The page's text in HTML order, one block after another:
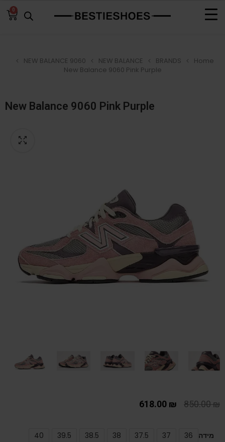
0
Home
BRANDS
NEW BALANCE
NEW BALANCE 9060
New Balance 9060 Pink Purple
New Balance 9060 Pink Purple
850.00₪
618.00 ₪
מידה 36
37
37.5
38
38.5
39.5
40